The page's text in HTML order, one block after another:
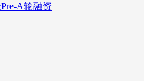
A轮融资